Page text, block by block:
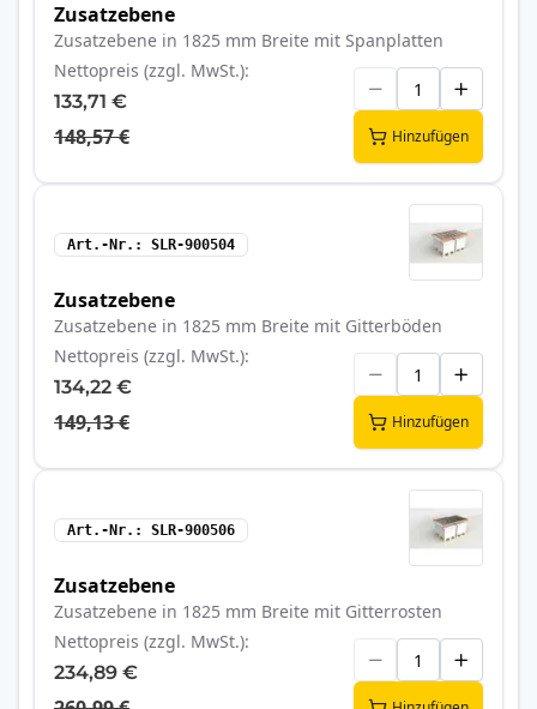
Zusatzebene
Zusatzebene in 1825 mm Breite mit Spanplatten
Nettopreis (zzgl. MwSt.)
133,71 €
148,57 € Hinzufügen
Art.-Nr. SLR-900504
Zusatzebene
Zusatzebene in 1825 mm Breite mit Gitterböden
Nettopreis (zzgl. MwSt.)
134,22 €
149,13 € Hinzufügen
Art.-Nr. SLR-900506
Zusatzebene
Zusatzebene in 1825 mm Breite mit Gitterrosten
Nettopreis (zzgl. MwSt.)
234,89 €